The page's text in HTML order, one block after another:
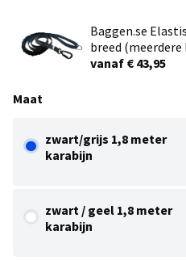
Baggen.se
breed
vanaf € 43,95
Maat
zwart/grijs 1,8 meter
karabijn
zwart / geel 1,8 meter
karabijn